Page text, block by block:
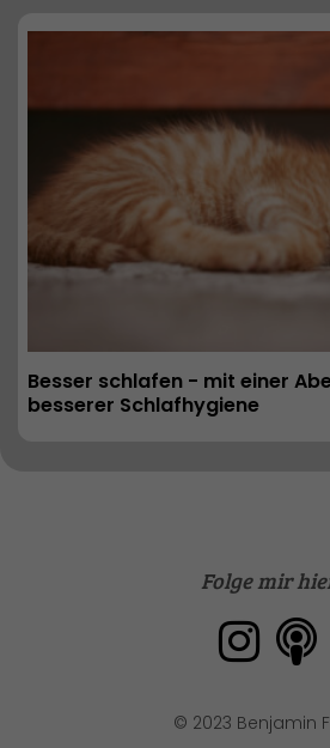
Besser schlafen - mit einer
besserer Schlafhygiene
Folge mir
© 2023 Benjamin